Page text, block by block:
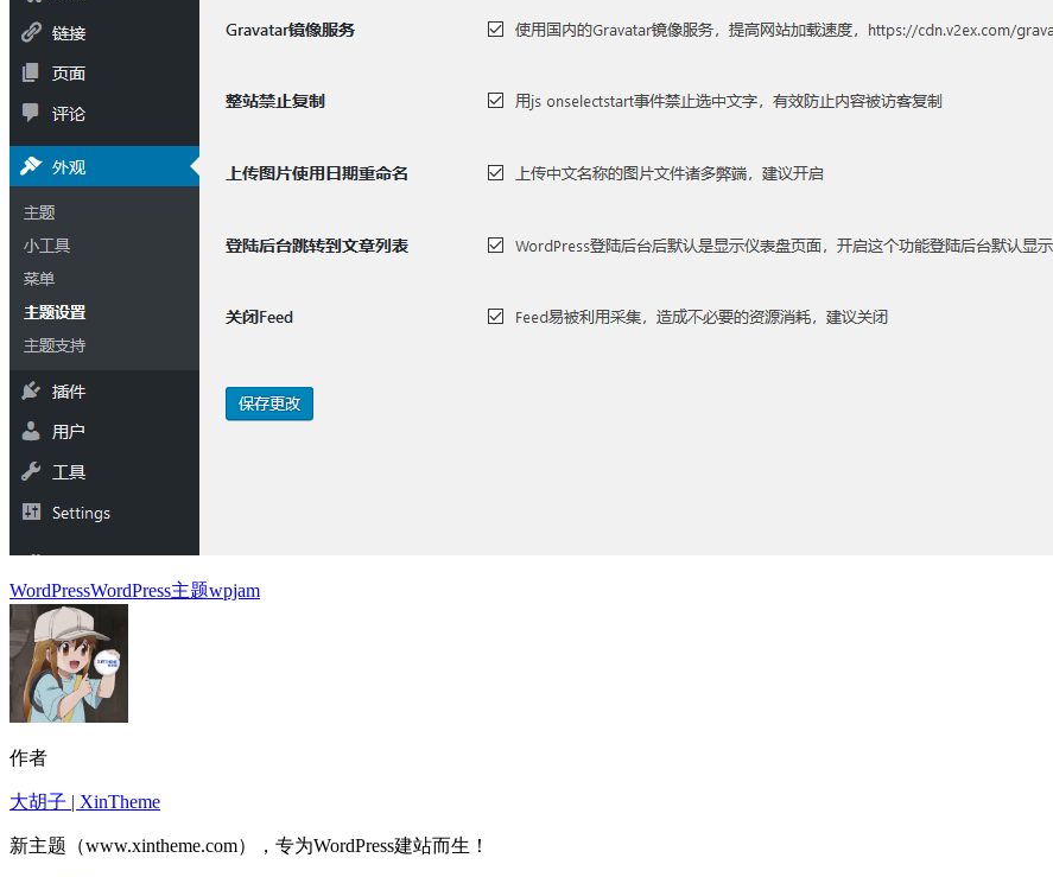
WordPressWordPress主题wpjam
作者
大胡子 | XinTheme
新主题（www.xintheme.com），专为WordPress建站而生！